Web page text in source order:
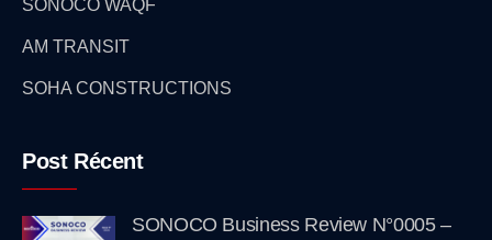
SONOCO WAQF
AM TRANSIT
SOHA CONSTRUCTIONS
Post Récent
SONOCO Business Review N°0005 –